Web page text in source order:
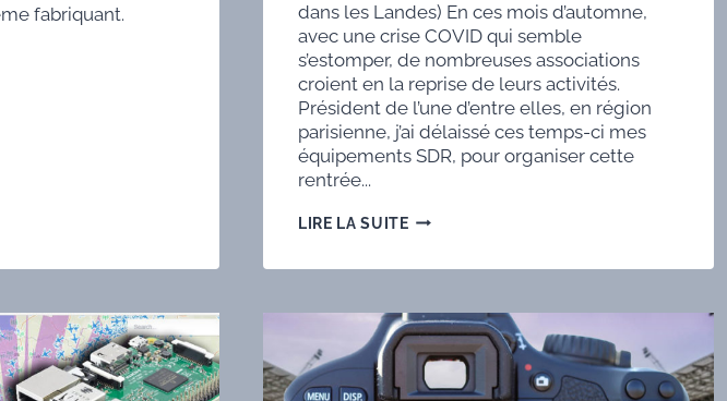
fabriquant.
dans les Landes) En ces mois d’automne,
avec une crise COVID qui semble
s’estomper, de nombreuses associations
croient en la reprise de leurs activités.
Président de l’une d’entre elles, en région
parisienne, j’ai délaissé ces temps-ci mes
équipements SDR, pour organiser cette
rentrée...
LIRE LA SUITETECHNIQUE